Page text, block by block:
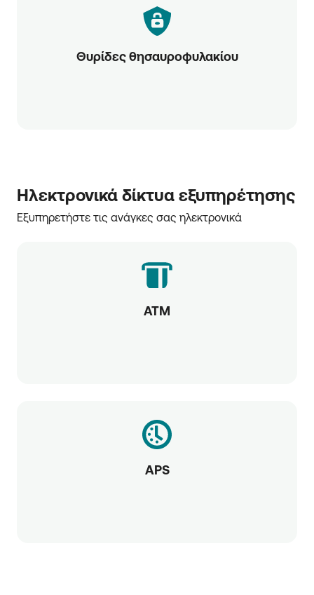
Θυρίδες θησαυροφυλακίου
Ηλεκτρονικά δίκτυα εξυπηρέτησης
Εξυπηρετήστε τις ανάγκες σας ηλεκτρονικά
ATM
APS